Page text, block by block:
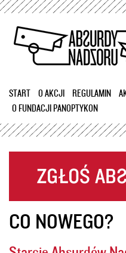
Przejdź
treści
START O AKCJI REGULAMIN
O FUNDACJI PANOPTYKON
CO NOWEGO?